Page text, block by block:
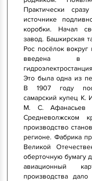
Практически
источнике
коробки. Начал
завод. Башкирская
Рос посёлок вокруг
введена в
Это была одна из
В 1907 году
самарский купец К.
М. С. Афанасьев
Средневолжском
производство
регионе. Фабрика
Великой
оберточную бумагу
авиационный
производства